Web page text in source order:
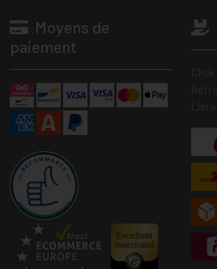
Moyens de
paiement